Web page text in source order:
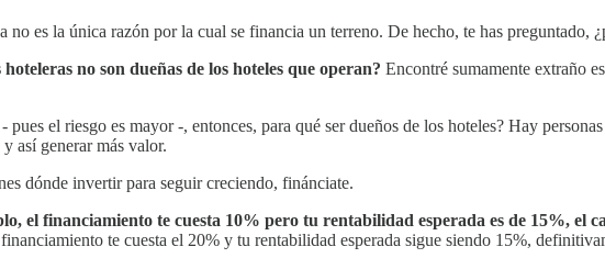
no es la única razón por la cual se financia un terreno. De hecho, te has preguntado,
no son dueñas de los hoteles que operan? Encontré sumamente extraño
pues el riesgo es mayor -, entonces, para qué ser dueños de los hoteles? Hay
así generar más valor.
dónde invertir para seguir creciendo, finánciate.
el financiamiento te cuesta 10% pero tu rentabilidad esperada es de 15%, el
te cuesta el 20% y tu rentabilidad esperada sigue siendo 15%,